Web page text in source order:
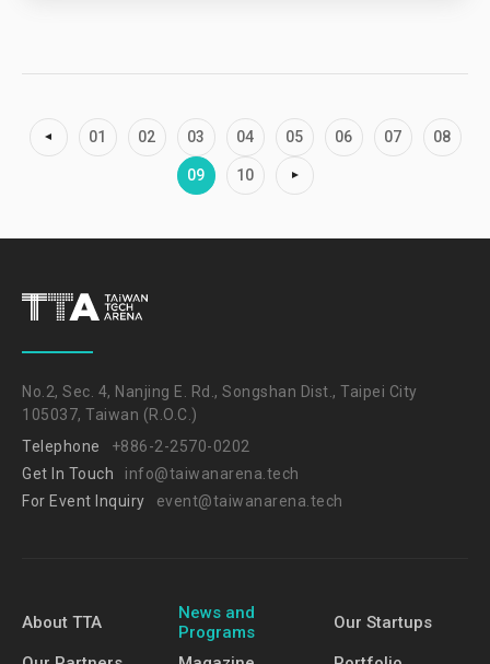
01 02 03 04 05 06 07 08
09 10
No.2, Sec. 4, Nanjing E. Rd., Songshan Dist., Taipei City
105037, Taiwan (R.O.C.)
Telephone
+886-2-2570-0202
Get In Touch
info@taiwanarena.tech
For Event Inquiry
event@taiwanarena.tech
About TTA
News and
Programs
Our Startups